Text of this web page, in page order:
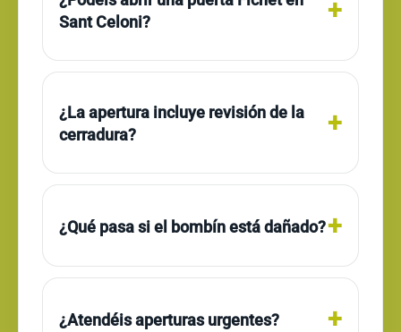
Sant Celoni?
¿La apertura incluye revisión de la
cerradura?
¿Qué pasa si el bombín está dañado?
¿Atendéis aperturas urgentes?